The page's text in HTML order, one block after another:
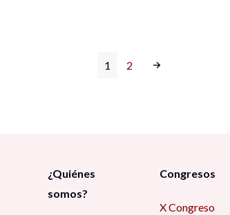
1 2
¿Quiénes
somos?
Congresos
X Congreso